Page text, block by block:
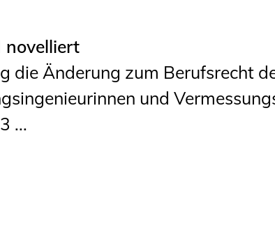
und
privater
novelliert
die Änderung zum Berufsrecht
und
...